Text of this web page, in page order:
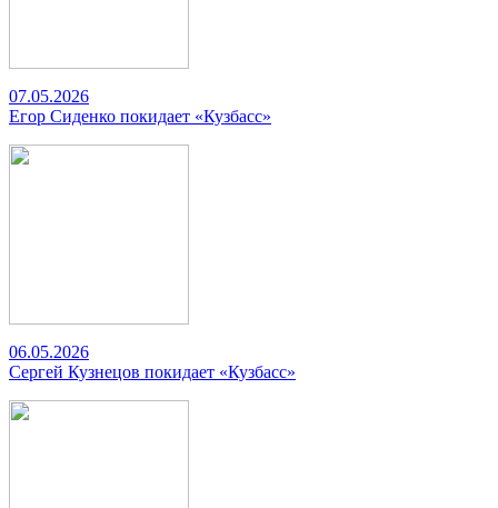
07.05.2026
Егор Сиденко покидает «Кузбасс»
06.05.2026
Сергей Кузнецов покидает «Кузбасс»